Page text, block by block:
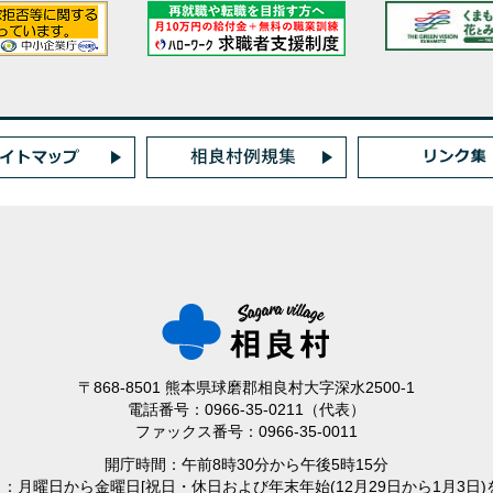
〒868-8501 熊本県球磨郡相良村大字深水2500-1
電話番号：0966-35-0211（代表）
ファックス番号：0966-35-0011
開庁時間：午前8時30分から午後5時15分
月曜日から金曜日 [祝日・休日および年末年始(12月29日から1月3日)